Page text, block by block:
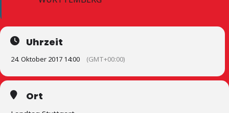
Uhrzeit
24. Oktober 2017 14:00 (GMT+00:00)
Ort